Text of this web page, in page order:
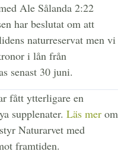
Ale Sålanda 2:22
har beslutat om att
naturreservat men vi
i lån från
senast 30 juni.
fått ytterligare en
supplenater. Läs mer om
Naturarvet med
framtiden.